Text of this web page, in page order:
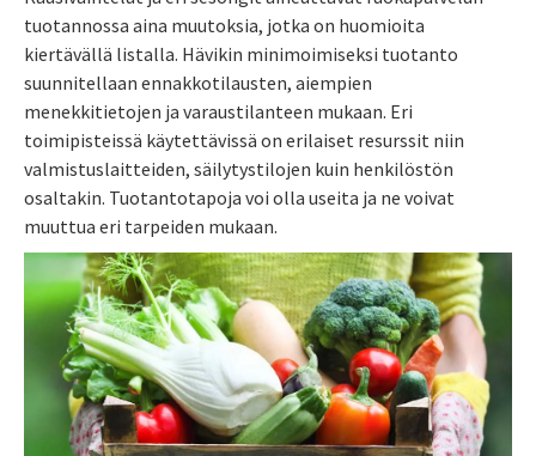
tuotannossa aina muutoksia, jotka on huomioita
kiertävällä listalla. Hävikin minimoimiseksi tuotanto
suunnitellaan ennakkotilausten, aiempien
menekkitietojen ja varaustilanteen mukaan. Eri
toimipisteissä käytettävissä on erilaiset resurssit niin
valmistuslaitteiden, säilytystilojen kuin henkilöstön
osaltakin. Tuotantotapoja voi olla useita ja ne voivat
muuttua eri tarpeiden mukaan.